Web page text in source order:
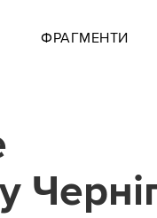
ФРАГМЕНТИ